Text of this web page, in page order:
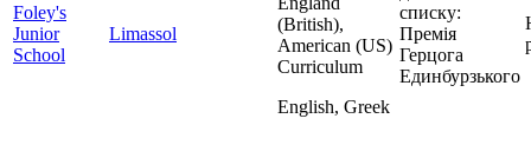
Foley's
Junior
School
Limassol
(British),
American (US)
Curriculum
English, Greek
списку:
Премія
Герцога
Единбурзького